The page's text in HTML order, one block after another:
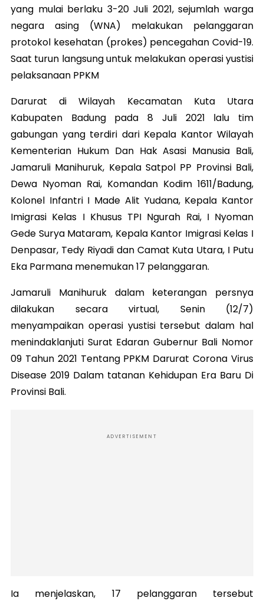
yang mulai berlaku 3-20 Juli 2021, sejumlah warga
negara asing (WNA) melakukan pelanggaran
protokol kesehatan (prokes) pencegahan Covid-19.
Saat turun langsung untuk melakukan operasi yustisi
pelaksanaan PPKM
Darurat di Wilayah Kecamatan Kuta Utara
Kabupaten Badung pada 8 Juli 2021 lalu tim
gabungan yang terdiri dari Kepala Kantor Wilayah
Kementerian Hukum Dan Hak Asasi Manusia Bali,
Jamaruli Manihuruk, Kepala Satpol PP Provinsi Bali,
Dewa Nyoman Rai, Komandan Kodim 1611/Badung,
Kolonel Infantri I Made Alit Yudana, Kepala Kantor
Imigrasi Kelas I Khusus TPI Ngurah Rai, I Nyoman
Gede Surya Mataram, Kepala Kantor Imigrasi Kelas I
Denpasar, Tedy Riyadi dan Camat Kuta Utara, I Putu
Eka Parmana menemukan 17 pelanggaran.
Jamaruli Manihuruk dalam keterangan persnya
dilakukan secara virtual, Senin (12/7)
menyampaikan operasi yustisi tersebut dalam hal
menindaklanjuti Surat Edaran Gubernur Bali Nomor
09 Tahun 2021 Tentang PPKM Darurat Corona Virus
Disease 2019 Dalam tatanan Kehidupan Era Baru Di
Provinsi Bali.
ADVERTISEMENT
Ia menjelaskan, 17 pelanggaran tersebut